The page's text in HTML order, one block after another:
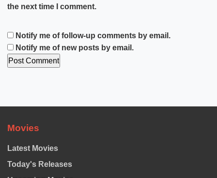
the next time I comment.
Notify me of follow-up comments by email.
Notify me of new posts by email.
Movies
Latest Movies
Today's Releases